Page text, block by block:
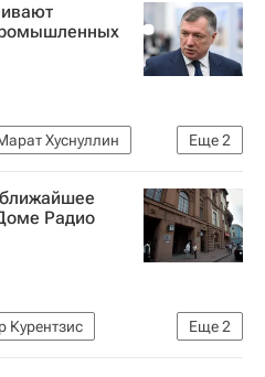
Регионы
Еще2
Хуснуллин
инфраструктура
Радио
Еще2
Курентзис